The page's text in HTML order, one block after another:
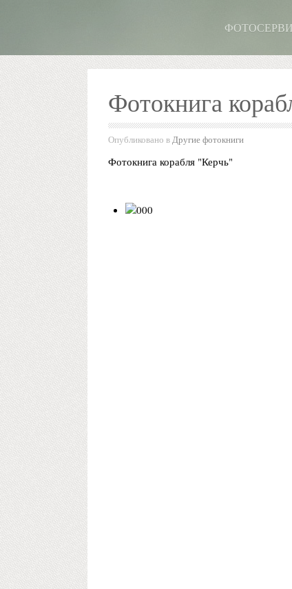
Фотокнига
Опубликовано вДругие фотокниги
Фотокнига корабля "Керчь"